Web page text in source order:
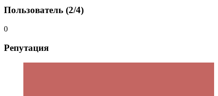
Пользователь (2/4)
0
Репутация